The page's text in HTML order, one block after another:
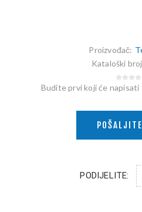
Proizvođač:
Kataloški
Budite prvi koji će napisati
PODIJELITE: